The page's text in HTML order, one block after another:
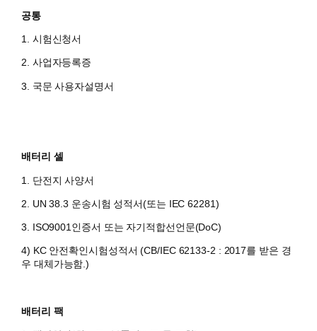
공통
1. 시험신청서
2. 사업자등록증
3. 국문 사용자설명서
배터리 셀
1. 단전지 사양서
2. UN 38.3 운송시험 성적서(또는 IEC 62281)
3. ISO9001인증서 또는 자기적합선언문(DoC)
​4) KC 안전확인시험성적서 (CB/IEC 62133-2 : 2017를 받은 경
우 대체가능함.)
배터리 팩